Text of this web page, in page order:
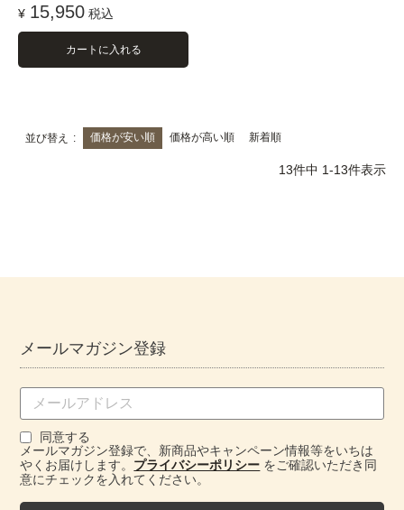
¥ 15,950 税込
カートに入れる
並び替え 価格が安い順 価格が高い順 新着順
13件中 1-13件表示
メールマガジン登録
同意する
メールマガジン登録で、新商品やキャンペーン情報等をいちは
やくお届けします。 プライバシーポリシー をご確認いただき同
意にチェックを入れてください。